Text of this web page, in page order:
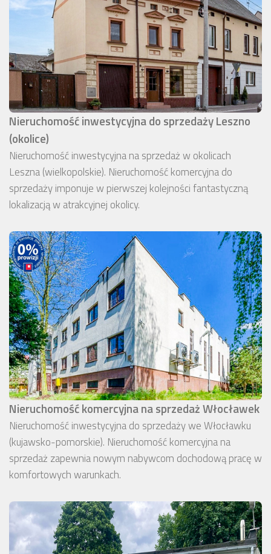
Nieruchomość inwestycyjna do sprzedaży Leszno
(okolice)
Nieruchomość inwestycyjna na sprzedaż w okolicach
Leszna (wielkopolskie). Nieruchomość komercyjna do
sprzedaży imponuje w pierwszej kolejności fantastyczną
lokalizacją w atrakcyjnej okolicy.
Nieruchomość komercyjna na sprzedaż Włocławek
Nieruchomość inwestycyjna do sprzedaży we Włocławku
(kujawsko-pomorskie). Nieruchomość komercyjna na
sprzedaż zapewnia nowym nabywcom dochodową pracę w
komfortowych warunkach.